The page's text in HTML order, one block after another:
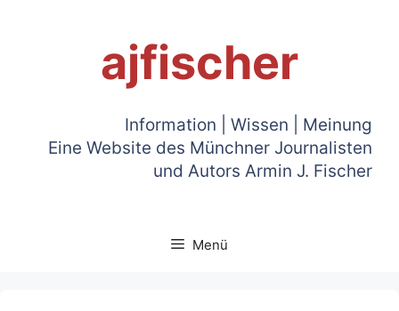
ajfischer
Information | Wissen | Meinung
Eine Website des Münchner Journalisten
und Autors Armin J. Fischer
Menü